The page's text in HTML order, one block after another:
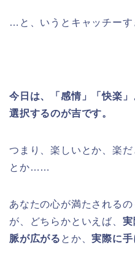
…と、いうとキャッチーす
今日は、「感情」「快楽」
選択するのが吉です。
つまり、楽しいとか、楽
とか……
あなたの心が満たされる
が、どちらかといえば、 実
脈が広がる とか、実際に手